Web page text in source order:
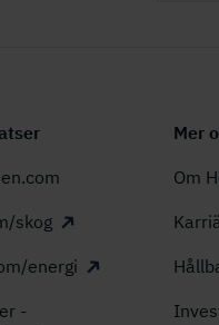
skog
energi
-
Mer
Om